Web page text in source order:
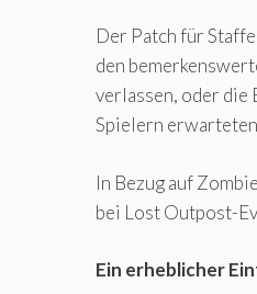
Der Patch für
den
verlassen, oder die
Spielern
In Bezug auf
bei Lost Outpost-
Ein erheblicher